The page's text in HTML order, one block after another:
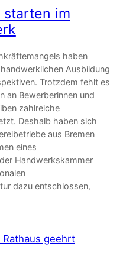
starten im
haben
Ausbildung
Trotzdem fehlt es
an Bewerberinnen und
zahlreiche
Deshalb haben sich
aus Bremen
eines
Handwerkskammer
dazu entschlossen,